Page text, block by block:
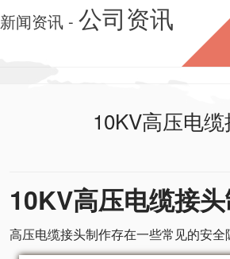
新闻资讯 - 公司资讯
10KV高压电
10KV高压电缆接
高压电缆接头制作存在一些常见的安全